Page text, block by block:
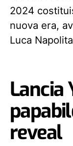
2024
nuova era,
Luca
Lancia
reveal